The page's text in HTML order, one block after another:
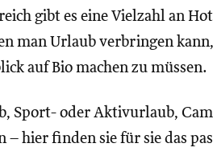
gibt es eine Vielzahl an
man Urlaub verbringen
auf Bio machen zu müssen.
Sport- oder Aktivurlaub,
– hier finden sie für sie das